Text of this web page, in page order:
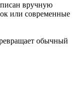
вручную
или современные
обычный